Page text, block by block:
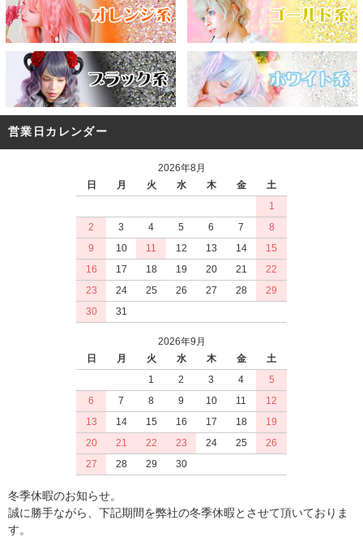
営業日カレンダー
2026年8月
日
月 火 水 木 金
土
1
2
3 4 5 6 7
8
9
10 11 12 13 14
15
16
17 18 19 20 21
22
23
24 25 26 27 28
29
30
31
2026年9月
日
月 火 水 木 金
土
1
2 3 4
5
6
7 8 9 10 11
12
13
14 15 16 17 18
19
20
21 22 23 24 25
26
27
28 29 30
冬季休暇のお知らせ。
誠に勝手ながら、下記期間を弊社の冬季休暇とさせて頂いておりま
す。